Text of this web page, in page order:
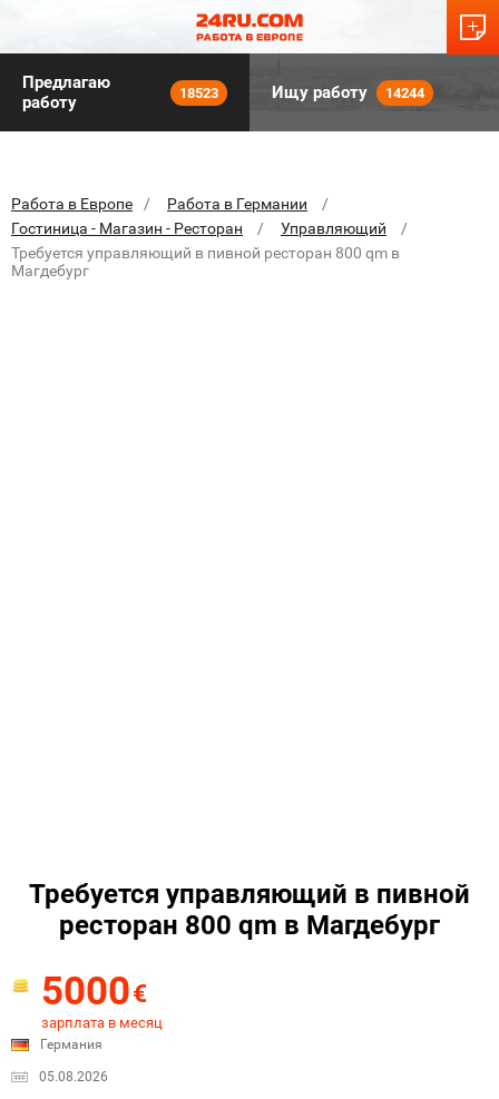
Предлагаю
работу
18523 Ищу работу 14244
Работа в Европе
Работа в Германии
Гостиница - Магазин - Ресторан
Управляющий
Требуется управляющий в пивной ресторан 800 qm в
Магдебург
Требуется управляющий в пивной
ресторан 800 qm в Магдебург
5000€
зарплата в месяц
Германия
05.08.2026